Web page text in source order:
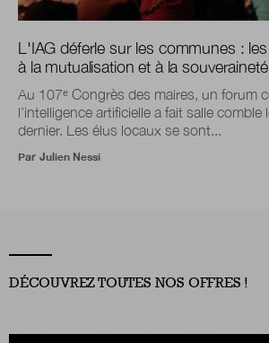
L'IAG déferle sur les communes :
à la mutualisation et à la souveraineté
Au 107ᵉ Congrès des maires, un forum
l’intelligence artificielle a fait salle
dernier. Les élus locaux se sont...
Par Julien Nessi
DÉCOUVREZ TOUTES NOS OFFRES !